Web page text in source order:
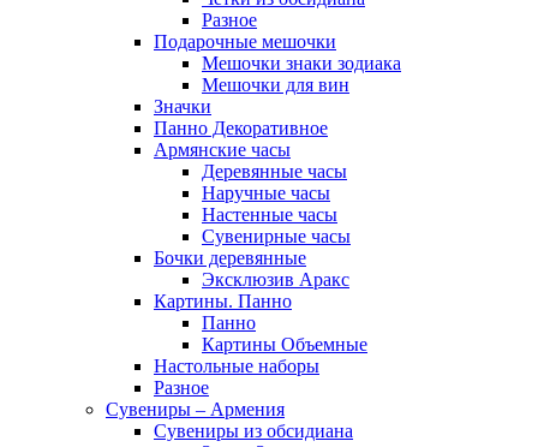
Разное
Подарочные мешочки
Мешочки знаки зодиака
Мешочки для вин
Значки
Панно Декоративное
Армянские часы
Деревянные часы
Наручные часы
Настенные часы
Сувенирные часы
Бочки деревянные
Эксклюзив Аракс
Картины. Панно
Панно
Картины Объемные
Настольные наборы
Разное
Сувениры – Армения
Сувениры из обсидиана